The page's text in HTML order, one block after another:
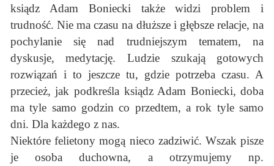
ksiądz Adam Boniecki także widzi problem i
trudność. Nie ma czasu na dłuższe i głębsze relacje, na
pochylanie się nad trudniejszym tematem, na
dyskusje, medytację. Ludzie szukają gotowych
rozwiązań i to jeszcze tu, gdzie potrzeba czasu. A
przecież, jak podkreśla ksiądz Adam Boniecki, doba
ma tyle samo godzin co przedtem, a rok tyle samo
dni. Dla każdego z nas.
Niektóre felietony mogą nieco zadziwić. Wszak pisze
je osoba duchowna, a otrzymujemy np.